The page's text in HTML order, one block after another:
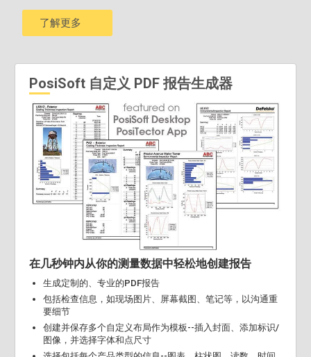
了解更多
PosiSoft 自定义 PDF 报告生成器
在几秒钟内从你的测量数据中轻松地创建报告
生成定制的、专业的PDF报告
包括检查信息，如现场图片、屏幕截图、笔记等，以沟通重
要细节
创建并保存多个自定义布局作为模板--插入封面、添加标识/
图像，并选择字体和点尺寸